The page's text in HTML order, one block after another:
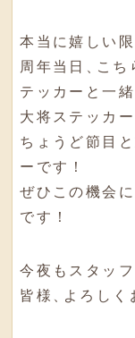
本当に嬉しい
周年当日
、こち
テッカーと一
大将ステッカ
ちょうど節目
ーです！
ぜひこの機会
です！
今夜もスタッ
皆様
、よろしく